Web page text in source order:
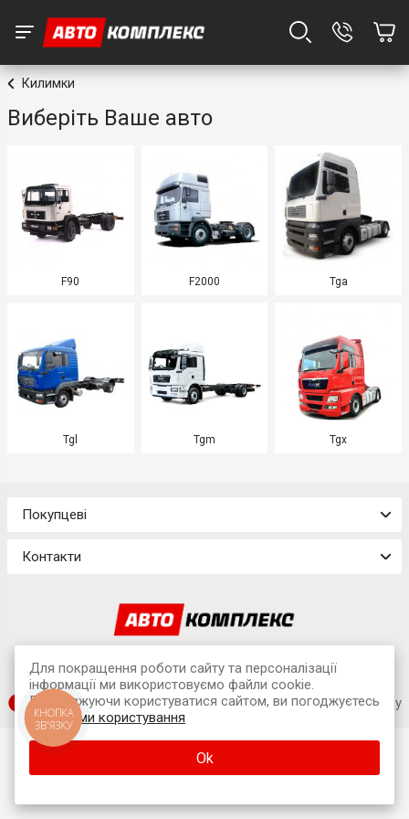
Килимки
Виберіть Ваше авто
F90 F2000 Tga
Tgl Tgm Tgx
Покупцеві
Контакти
м. Львів, вул. Наукова, 7А (офіс)
SUFIX web agency
Для покращення роботи сайту та персоналізації
інформації ми використовуємо файли cookie.
Продовжуючи користуватися сайтом, ви погоджуєтесь
зумовами користування
Ok
КНОПКА
ЗВ'ЯЗКУ